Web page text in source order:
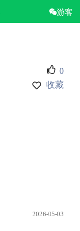
游客
0
收藏
2026-05-03